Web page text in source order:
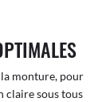
monture, pour
claire sous tous